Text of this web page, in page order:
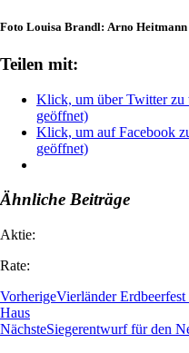
Foto Louisa Brandl: Arno
Teilen mit:
Klick, um über Twitter zu
geöffnet)
Klick, um auf Facebook
geöffnet)
Ähnliche Beiträge
Aktie:
Rate:
VorherigeVierländer
Haus
NächsteSiegerentwurf für den